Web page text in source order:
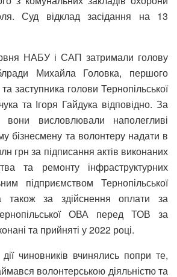
Суд відклад засідання на 13
НАБУ і САП затримали голову
Михайла Головка, першого
заступника голови Тернопільської
та Ігоря Гайдука відповідно. За
вони висловлювали наполегливі
бізнесмену та волонтеру надати в
грн за підписання актів виконаних
та ремонту інфраструктурних
підприємством Тернопільської
також за здійснення оплати за
ОВА перед ТОВ за
та прийняті у 2022 році.
чиновників вчинялись попри те,
волонтерською діяльністю та